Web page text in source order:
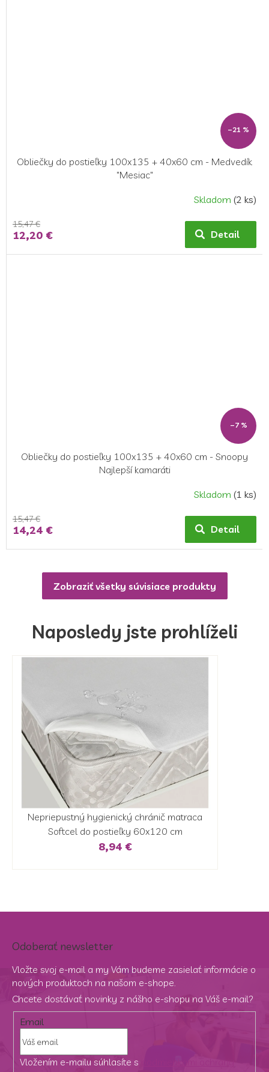
–21 %
Obliečky do postieľky 100x135 + 40x60 cm - Medvedík
"Mesiac"
Skladom (2 ks)
15,47 €
12,20 € Detail
–7 %
Obliečky do postieľky 100x135 + 40x60 cm - Snoopy
Najlepší kamaráti
Skladom (1 ks)
15,47 €
14,24 € Detail
Zobraziť všetky súvisiace produkty
Naposledy jste prohlíželi
Nepriepustný hygienický chránič matraca
Softcel do postieľky 60x120 cm
8,94 €
Odoberať newsletter
Vložte svoj e-mail a my Vám budeme zasielať informácie o
nových produktoch na našom e-shope.
Chcete dostávať novinky z nášho e-shopu na Váš e-mail?
Email
Vložením e-mailu súhlasíte s